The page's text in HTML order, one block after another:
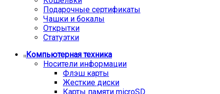
Подарочные сертификаты
Чашки и бокалы
Открытки
Статуэтки
Компьютерная техника
Носители информации
Флэш карты
Жесткие диски
Карты памяти microSD